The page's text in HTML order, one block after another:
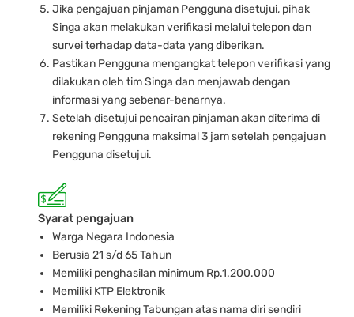
Jika pengajuan pinjaman Pengguna disetujui, pihak
Singa akan melakukan verifikasi melalui telepon dan
survei terhadap data-data yang diberikan.
Pastikan Pengguna mengangkat telepon verifikasi yang
dilakukan oleh tim Singa dan menjawab dengan
informasi yang sebenar-benarnya.
Setelah disetujui pencairan pinjaman akan diterima di
rekening Pengguna maksimal 3 jam setelah pengajuan
Pengguna disetujui.
Syarat pengajuan
Warga Negara Indonesia
Berusia 21 s/d 65 Tahun
Memiliki penghasilan minimum Rp.1.200.000
Memiliki KTP Elektronik
Memiliki Rekening Tabungan atas nama diri sendiri